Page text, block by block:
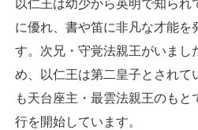
以仁王は幼少から英明で知られ
に優れ、書や笛に非凡な才能を
す。次兄・守覚法親王がいまし
め、以仁王は第二皇子とされて
も天台座主・最雲法親王のもと
行を開始しています。